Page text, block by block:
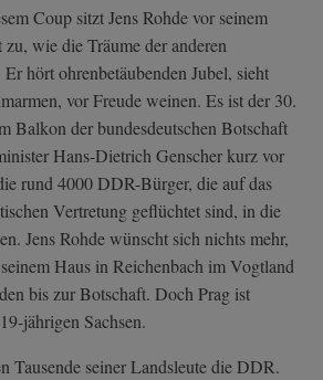
Coup sitzt Jens Rohde vor seinem
zu, wie die Träume der anderen
hört ohrenbetäubenden Jubel, sieht
vor Freude weinen. Es ist der 30.
Balkon der bundesdeutschen Botschaft
Hans-Dietrich Genscher kurz vor
rund 4000 DDR-Bürger, die auf das
Vertretung geflüchtet sind, in die
Jens Rohde wünscht sich nichts mehr,
Haus in Reichenbach im Vogtland
bis zur Botschaft. Doch Prag ist
jährigen Sachsen.
Tausende seiner Landsleute die DDR.